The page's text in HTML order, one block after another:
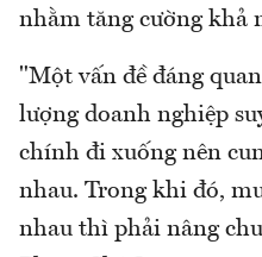
nhằm tăng cường khả
"Một vấn đề đáng
lượng doanh nghiệp
chính đi xuống nên
nhau. Trong khi đó,
nhau thì phải nâng